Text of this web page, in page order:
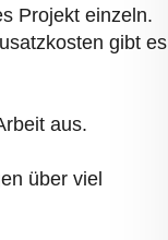
Projekt einzeln.
gibt es
aus.
über viel